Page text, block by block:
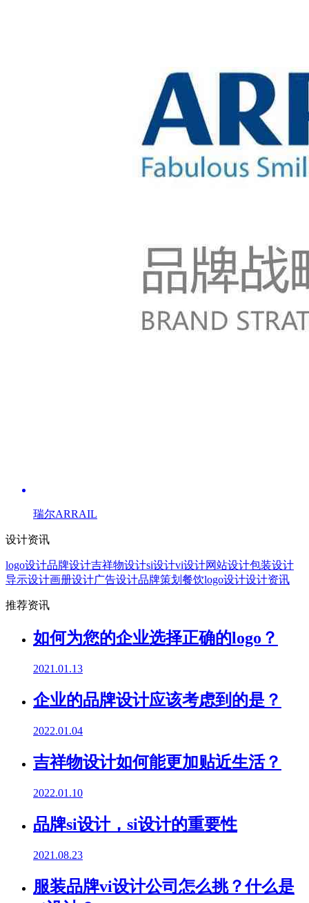
瑞尔ARRAIL
设计资讯
logo设计品牌设计吉祥物设计si设计vi设计网站设计包装设计
导示设计画册设计广告设计品牌策划 餐饮logo设计设计资讯
推荐资讯
如何为您的企业选择正确的logo？
2021.01.13
企业的品牌设计应该考虑到的是？
2022.01.04
吉祥物设计如何能更加贴近生活？
2022.01.10
品牌si设计，si设计的重要性
2021.08.23
服装品牌vi设计公司怎么挑？什么是